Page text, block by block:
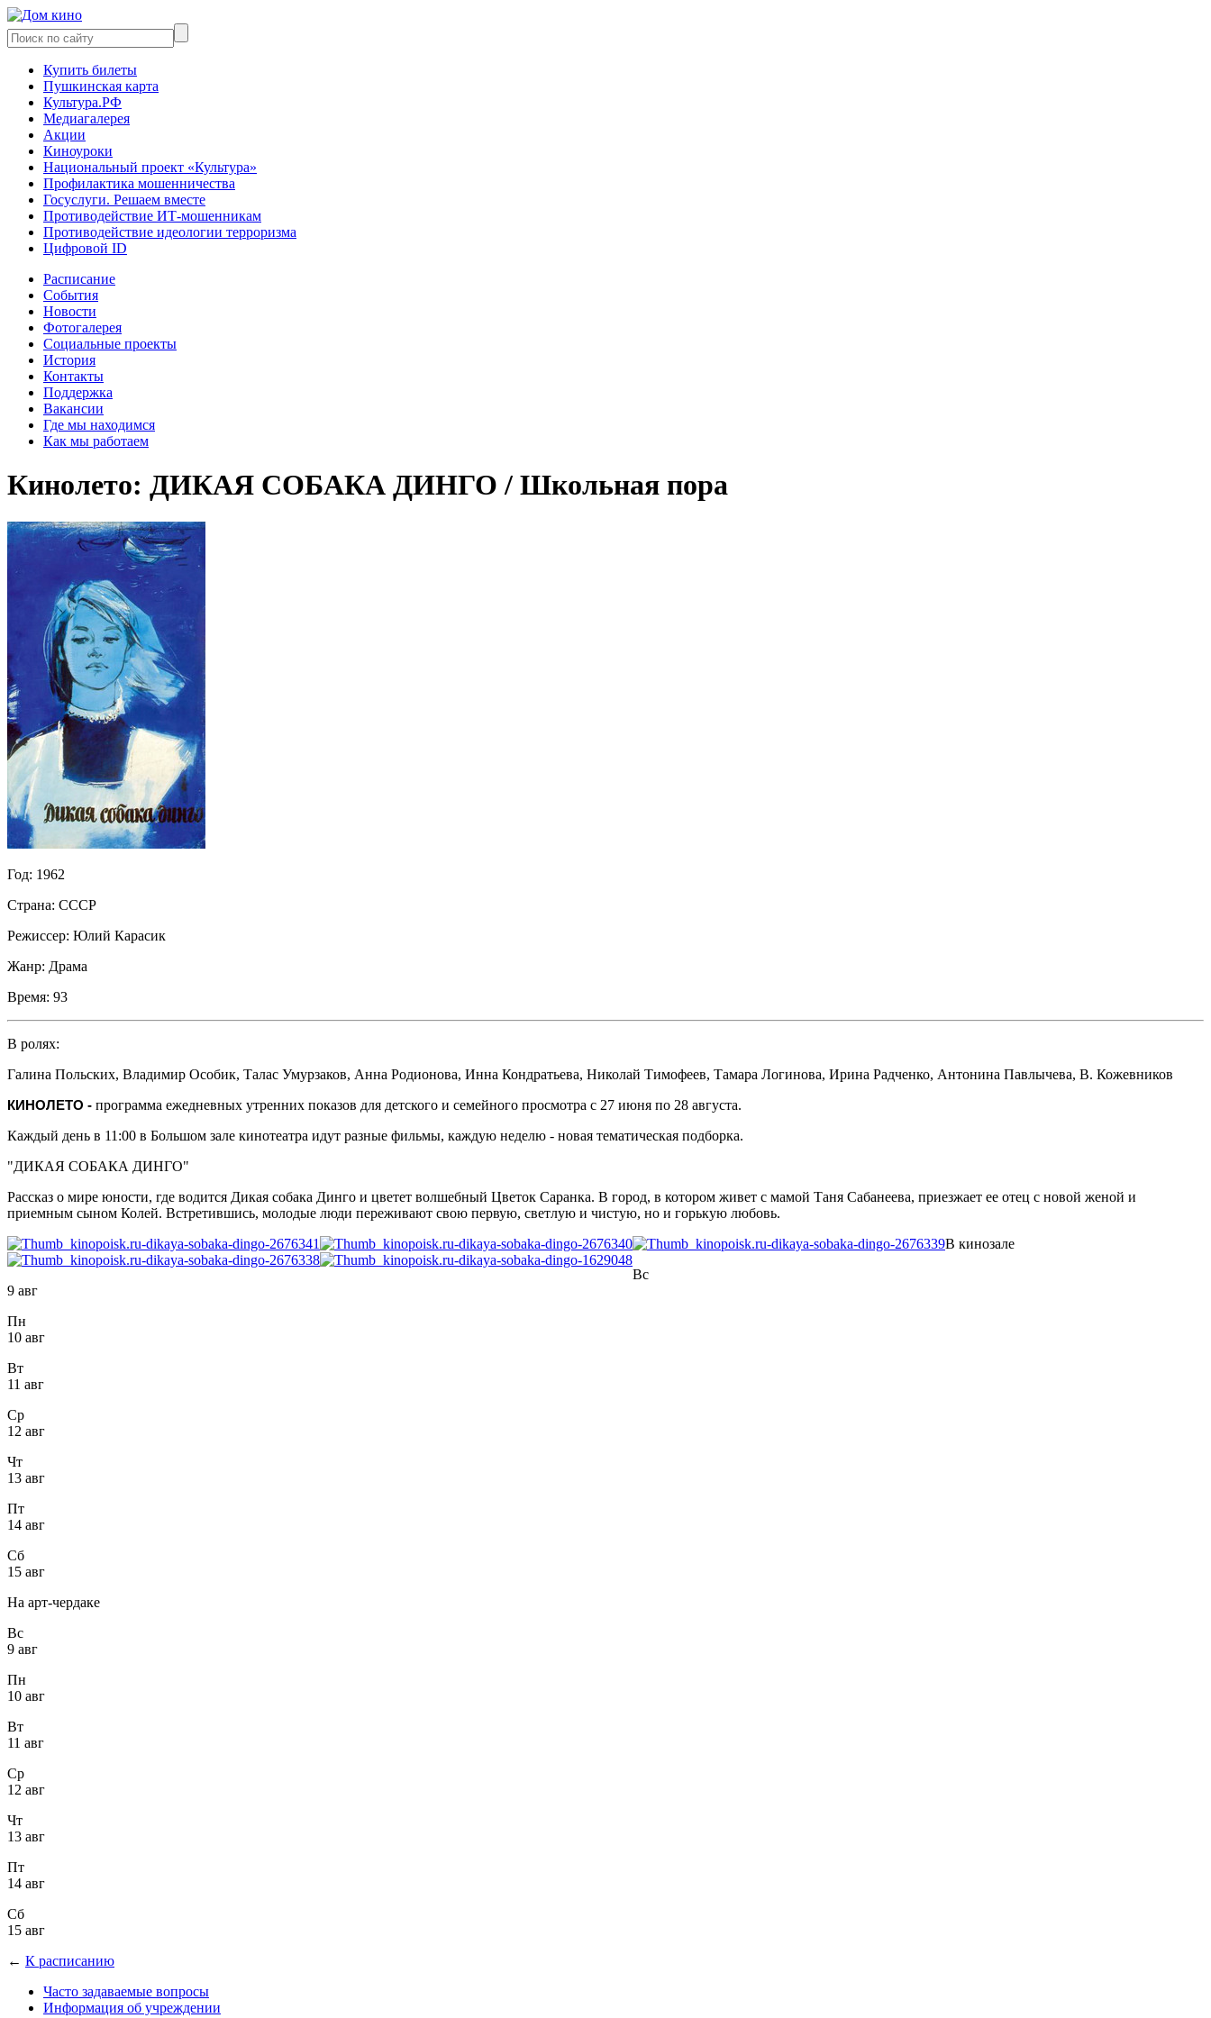
Купить билеты
Пушкинская карта
Культура.РФ
Медиагалерея
Акции
Киноуроки
Национальный проект «Культура»
Профилактика мошенничества
Госуслуги. Решаем вместе
Противодействие ИТ-мошенникам
Противодействие идеологии терроризма
Цифровой ID
Расписание
События
Новости
Фотогалерея
Социальные проекты
История
Контакты
Поддержка
Вакансии
Где мы находимся
Как мы работаем
Кинолето: ДИКАЯ СОБАКА ДИНГО / Школьная пора
Год: 1962
Страна: СССР
Режиссер: Юлий Карасик
Жанр: Драма
Время: 93
В ролях:
Галина Польских, Владимир Особик, Талас Умурзаков, Анна Родионова, Инна Кондратьева, Николай Тимофеев, Тамара Логинова, Ирина Радченко, Антонина Павлычева, В. Кожевников
КИНОЛЕТО - программа ежедневных утренних показов для детского и семейного просмотра с 27 июня по 28 августа.
Каждый день в 11:00 в Большом зале кинотеатра идут разные фильмы, каждую неделю - новая тематическая подборка.
"ДИКАЯ СОБАКА ДИНГО"
Рассказ о мире юности, где водится Дикая собака Динго и цветет волшебный Цветок Саранка. В город, в котором живет с мамой Таня Сабанеева, приезжает ее отец с новой женой и
приемным сыном Колей. Встретившись, молодые люди переживают свою первую, светлую и чистую, но и горькую любовь.
В кинозале
Вс
9 авг
Пн
10 авг
Вт
11 авг
Ср
12 авг
Чт
13 авг
Пт
14 авг
Сб
15 авг
На арт-чердаке
Вс
9 авг
Пн
10 авг
Вт
11 авг
Ср
12 авг
Чт
13 авг
Пт
14 авг
Сб
15 авг
← К расписанию
Часто задаваемые вопросы
Информация об учреждении